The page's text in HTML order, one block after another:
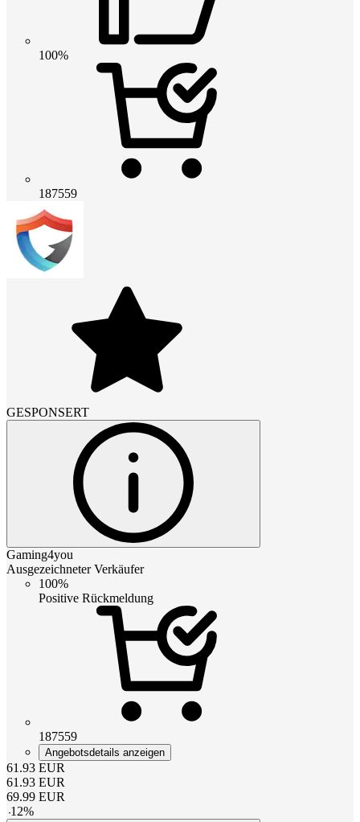
100%
187559
GESPONSERT
Gaming4you
Ausgezeichneter Verkäufer
100%
Positive Rückmeldung
187559
Angebotsdetails anzeigen
61.93 EUR
61.93 EUR
69.99 EUR
-12%